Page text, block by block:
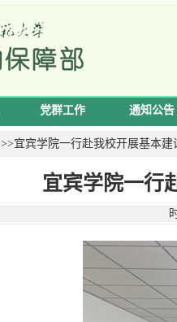
党群工作 通知公告
>>宜宾学院一行赴我校开展基本
宜宾学院一行